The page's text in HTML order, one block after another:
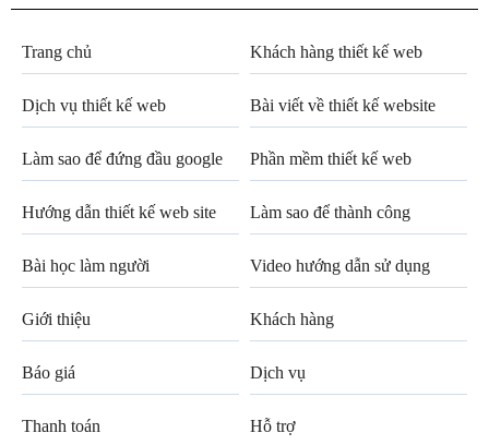
Trang chủ Khách hàng thiết kế web
Dịch vụ thiết kế web Bài viết về thiết kế website
Làm sao để đứng đầu google Phần mềm thiết kế web
Hướng dẫn thiết kế web site Làm sao để thành công
Bài học làm người Video hướng dẫn sử dụng
Giới thiệu Khách hàng
Báo giá Dịch vụ
Thanh toán Hỗ trợ